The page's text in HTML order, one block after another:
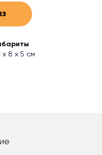
х 8 х 5 см